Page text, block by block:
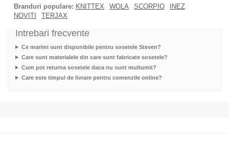
Branduri populare: KNITTEX WOLA SCORPIO
INEZ
NOVITI
TERJAX
Intrebari frecvente
Ce marimi sunt disponibile pentru sosetele Steven?
Care sunt materialele din care sunt fabricate sosetele?
Cum pot returna sosetele daca nu sunt multumit?
Care este timpul de livrare pentru comenzile online?